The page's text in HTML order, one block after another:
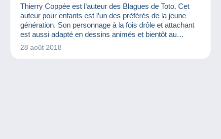
Thierry Coppée est l’auteur des Blagues de Toto. Cet
auteur pour enfants est l’un des préférés de la jeune
génération. Son personnage à la fois drôle et attachant
est aussi adapté en dessins animés et bientôt au
cinéma. Vous ne le connaissez pas ? Nous allons vous
28 août 2018